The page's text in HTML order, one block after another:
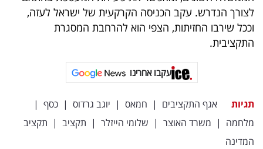
לצורך הנדרש. עקב הכניסה הקרקעית של ישראל לעזה,
וככל שירבו החזיתות, הצפי הוא להרחבת המסגרת
התקציבית.
עקבו אחרינו
תגיות אגף התקציבים | חמאס | יוגב גרדוס | כסף |
מלחמה | משרד האוצר | שלומי הייזלר | תקציב | תקציב
המדינה